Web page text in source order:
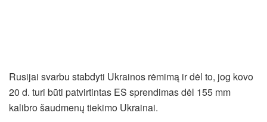
Rusijai svarbu stabdyti Ukrainos rėmimą ir dėl to, jog kovo
20 d. turi būti patvirtintas ES sprendimas dėl 155 mm
kalibro šaudmenų tiekimo Ukrainai.